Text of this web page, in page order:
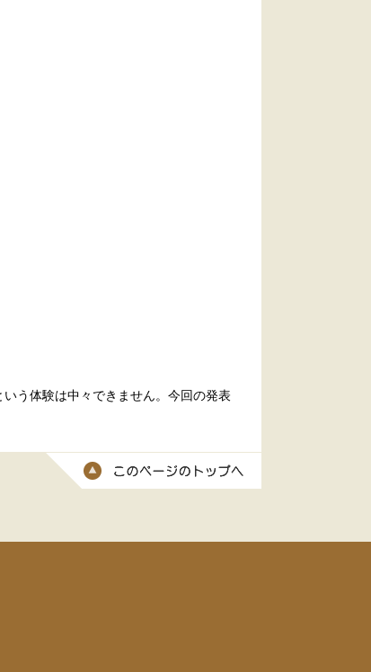
う体験は中々できません。今回の発表